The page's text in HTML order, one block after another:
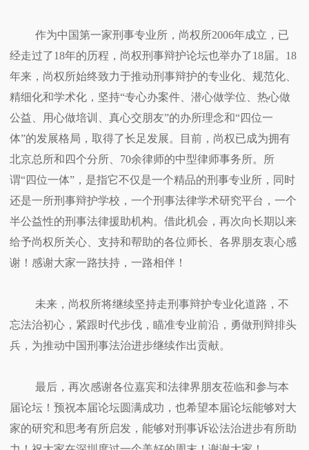
作为中国第一家刑事专业所，尚权所2006年成立，已
经走过了18年的历程，尚权刑事辩护论坛也举办了18届。18
年来，尚权所始终致力于推动刑事辩护的专业化、规范化、
精细化和学术化，坚持“专心办案件、潜心做学位、热心做
公益、用心做培训、真心交朋友”的办所理念和“四位一
体”的发展格局，取得了长足发展。目前，尚权已成为拥有
北京总所和四个分所、70余律师的中型律师事务所。所
谓“四位一体”，是指它不仅是一个精品的刑事专业所，同时
还是一所刑事辩护学校，一个刑事法律学术研究平台，一个
半公益性的刑事法律援助机构。借此机会，再次向长期以来
给予尚权所关心、支持和帮助的各位师长、各界朋友衷心感
谢！感谢大家一路扶持，一路相伴！
未来，尚权所将继续坚持走刑事辩护专业化道路，不
忘法治初心，紧跟时代步伐，瞄准专业前沿，勇做刑辩排头
兵，为推动中国刑事法治进步继续作出贡献。
最后，再次感谢各位嘉宾和法律界朋友莅临和参与本
届论坛！预祝本届论坛圆满成功，也希望本届论坛能够对大
家的研究和思考有所启发，能够对刑事诉讼法治进步有所助